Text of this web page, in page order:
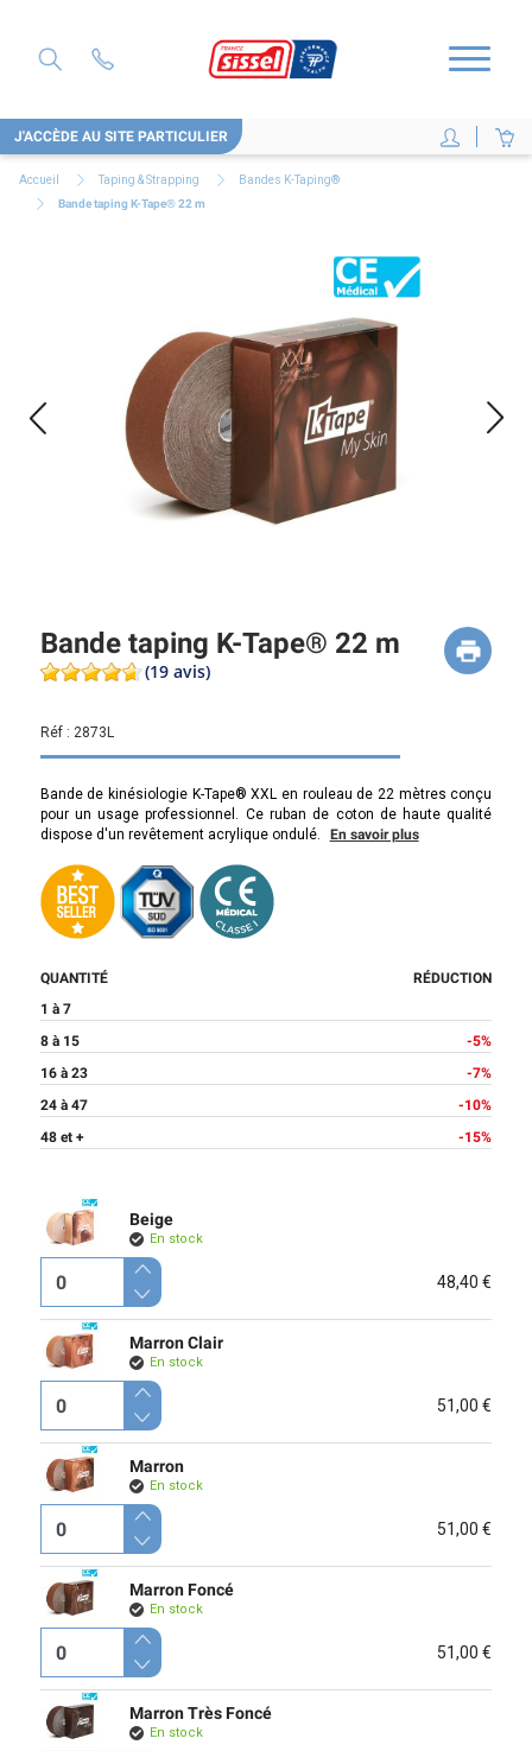
J'ACCÈDE AU SITE PARTICULIER
Accueil Taping & Strapping
Bandes K-Taping®
Bande taping K-Tape® 22 m
Bande taping K-Tape® 22 m
(19 avis)
Réf : 2873L
Bande de kinésiologie K-Tape® XXL en rouleau de 22 mètres conçu
pour un usage professionnel. Ce ruban de coton de haute qualité
dispose d'un revêtement acrylique ondulé.
En savoir plus
QUANTITÉ
RÉDUCTION
1 à 7
8 à 15
-5%
16 à 23
-7%
24 à 47
-10%
48 et +
-15%
Beige
En stock
48,40 €
Marron Clair
En stock
51,00 €
Marron
En stock
51,00 €
Marron Foncé
En stock
51,00 €
Marron Très Foncé
En stock